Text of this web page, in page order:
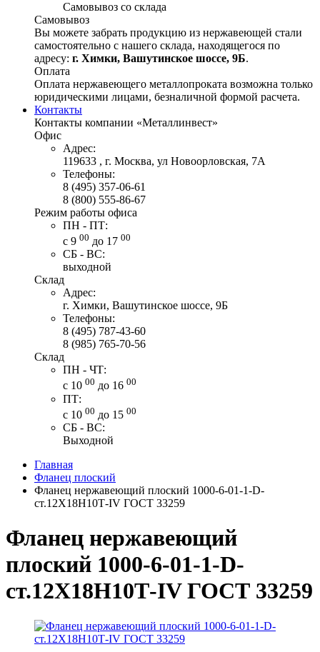
Самовывоз со склада
Самовывоз
Вы можете забрать продукцию из нержавеющей стали
самостоятельно с нашего склада, находящегося по
адресу: г. Химки, Вашутинское шоссе, 9Б.
Оплата
Оплата нержавеющего металлопроката возможна только
юридическими лицами, безналичной формой расчета.
Контакты
Контакты компании «Металлинвест»
Офис
Адрес:
119633 , г. Москва, ул Новоорловская, 7А
Телефоны:
8 (495) 357-06-61
8 (800) 555-86-67
Режим работы офиса
ПН - ПТ:
с 9 00 до 17 00
СБ - ВС:
выходной
Склад
Адрес:
г. Химки, Вашутинское шоссе, 9Б
Телефоны:
8 (495) 787-43-60
8 (985) 765-70-56
Склад
ПН - ЧТ:
с 10 00 до 16 00
ПТ:
с 10 00 до 15 00
СБ - ВС:
Выходной
Главная
Фланец плоский
Фланец нержавеющий плоский 1000-6-01-1-D-
ст.12Х18Н10Т-IV ГОСТ 33259
Фланец нержавеющий
плоский 1000-6-01-1-D-
ст.12Х18Н10Т-IV ГОСТ 33259